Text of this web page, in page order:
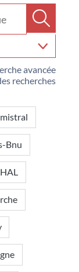
avancée
recherches
Bnu